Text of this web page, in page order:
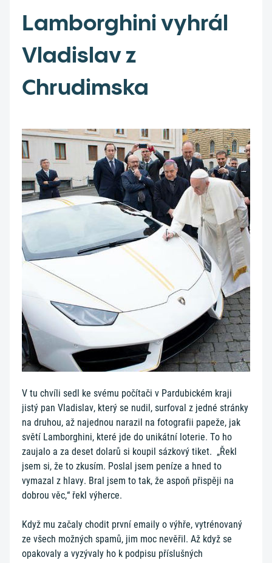
Lamborghini vyhrál
Vladislav z
Chrudimska
V tu chvíli sedl ke svému počítači v Pardubickém kraji
jistý pan Vladislav, který se nudil, surfoval z jedné stránky
na druhou, až najednou narazil na fotografii papeže, jak
světí Lamborghini, které jde do unikátní loterie. To ho
zaujalo a za deset dolarů si koupil sázkový tiket. „Řekl
jsem si, že to zkusím. Poslal jsem peníze a hned to
vymazal z hlavy. Bral jsem to tak, že aspoň přispěji na
dobrou věc,“ řekl výherce.
Když mu začaly chodit první emaily o výhře, vytrénovaný
ze všech možných spamů, jim moc nevěřil. Až když se
opakovaly a vyzývaly ho k podpisu příslušných